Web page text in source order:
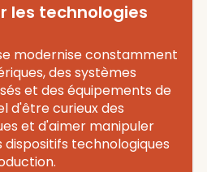
les technologies
modernise constamment
des systèmes
et des équipements de
d'être curieux des
et d'aimer manipuler
technologiques